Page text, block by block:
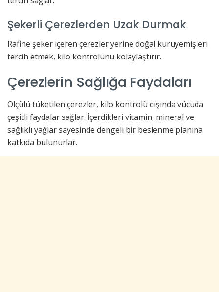
Şekerli Çerezlerden Uzak Durmak
Rafine şeker içeren çerezler yerine doğal kuruyemişleri
tercih etmek, kilo kontrolünü kolaylaştırır.
Çerezlerin Sağlığa Faydaları
Ölçülü tüketilen çerezler, kilo kontrolü dışında vücuda
çeşitli faydalar sağlar. İçerdikleri vitamin, mineral ve
sağlıklı yağlar sayesinde dengeli bir beslenme planına
katkıda bulunurlar.